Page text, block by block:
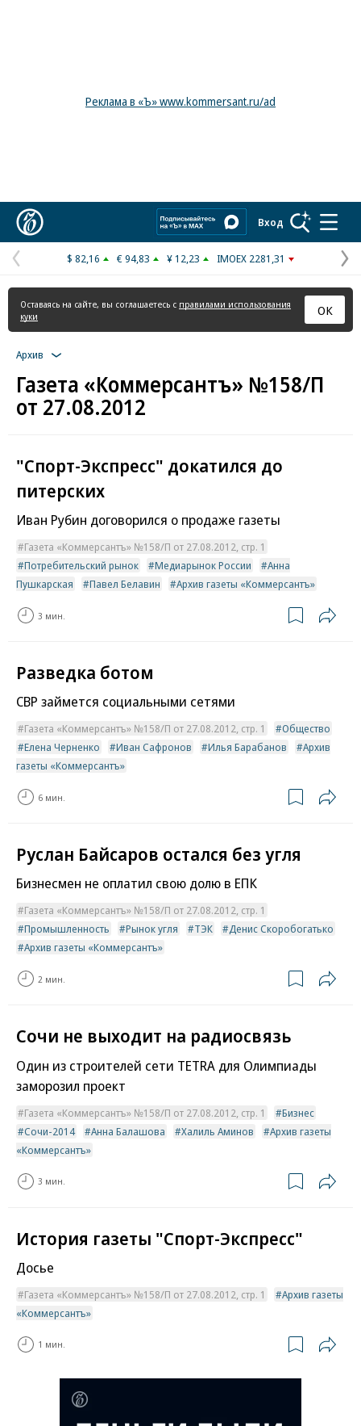
Реклама в «Ъ» www.kommersant.ru/ad
Вход
Предыдущая
страница
$ 82,16 € 94,83 ¥ 12,23 IMOEX 2281,31
Оставаясь на сайте, вы соглашаетесь с правилами использования
куки
ОК
Архив
Газета «Коммерсантъ» №158/П
от 27.08.2012
"Спорт-Экспресс" докатился до
питерских
Иван Рубин договорился о продаже газеты
Газета «Коммерсантъ» №158/П от 27.08.2012, стр. 1
Потребительский рынок
Медиарынок России
Анна
Пушкарская
Павел Белавин Архив газеты «Коммерсантъ»
3 мин.
Разведка ботом
СВР займется социальными сетями
Газета «Коммерсантъ» №158/П от 27.08.2012, стр. 1
Общество
Елена Черненко
Иван Сафронов Илья Барабанов
Архив
газеты «Коммерсантъ»
6 мин.
Руслан Байсаров остался без угля
Бизнесмен не оплатил свою долю в ЕПК
Газета «Коммерсантъ» №158/П от 27.08.2012, стр. 1
Промышленность
Рынок угля ТЭК
Денис Скоробогатько
Архив газеты «Коммерсантъ»
2 мин.
Сочи не выходит на радиосвязь
Один из строителей сети TETRA для Олимпиады
заморозил проект
Газета «Коммерсантъ» №158/П от 27.08.2012, стр. 1
Бизнес
Сочи-2014
Анна Балашова Халиль Аминов
Архив газеты
«Коммерсантъ»
3 мин.
История газеты "Спорт-Экспресс"
Досье
Газета «Коммерсантъ» №158/П от 27.08.2012, стр. 1
Архив газеты
«Коммерсантъ»
1 мин.